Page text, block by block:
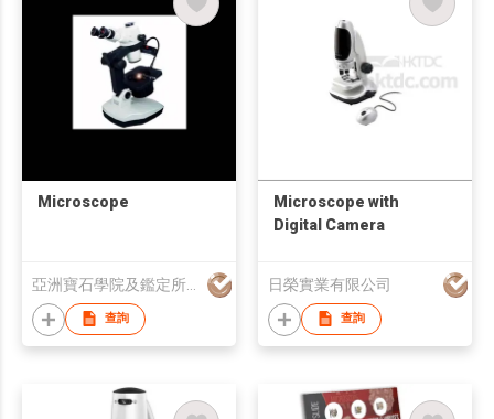
Microscope
亞洲寶石學院及鑑定所有限公司
查詢
Microscope with
Digital Camera
日榮實業有限公司
查詢